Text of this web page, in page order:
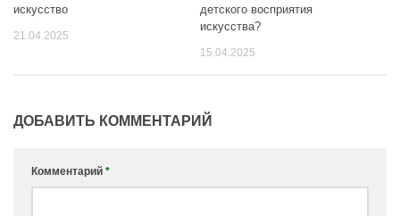
искусство
21.04.2025
детского восприятия
искусства?
15.04.2025
ДОБАВИТЬ КОММЕНТАРИЙ
Комментарий *